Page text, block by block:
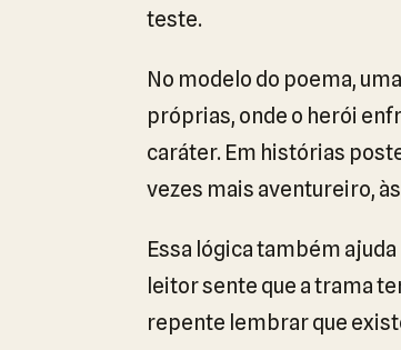
teste.
No modelo do poema,
próprias, onde o herói
caráter. Em histórias
vezes mais aventureiro,
Essa lógica também
leitor sente que a trama
repente lembrar que